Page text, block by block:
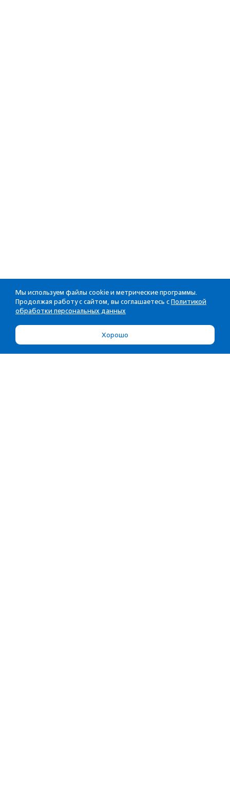
Мы используем файлы cookie и метрические программы.
Продолжая работу с сайтом, вы соглашаетесь с Политикой
обработки персональных данных
Хорошо